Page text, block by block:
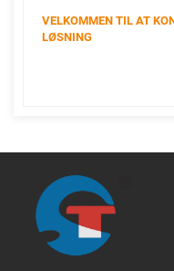
VELKOMMEN TIL AT
LØSNING